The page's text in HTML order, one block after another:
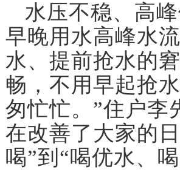
水压不稳、高
早晚用水高峰水
水、提前抢水的
畅，不用早起抢
匆忙忙。”住户李
在改善了大家的
喝”到“喝优水、